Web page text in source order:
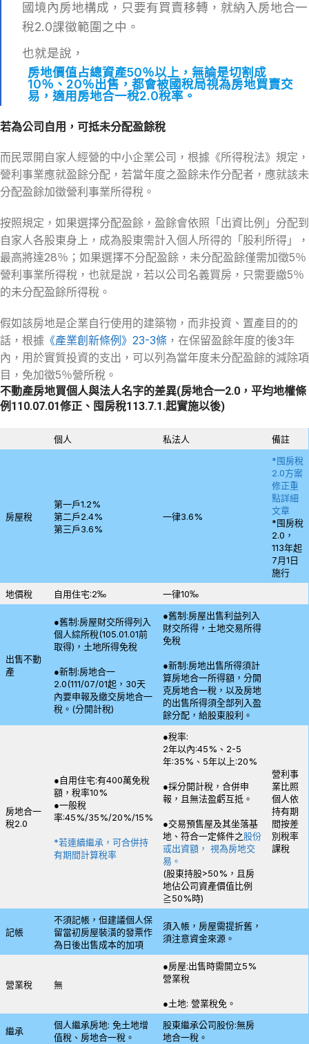
國境內房地構成，只要有買賣移轉，就納入房地合一
稅2.0課徵範圍之中。
也就是說，
房地價值占總資產50％以上，無論是切割成
10％、20％出售，都會被國稅局視為房地買賣交
易，適用房地合一稅2.0稅率。
若為公司自用，可抵未分配盈餘稅
而民眾開自家人經營的中小企業公司，根據《所得稅法》規定，
營利事業應就盈餘分配，若當年度之盈餘未作分配者，應就該未
分配盈餘加徵營利事業所得稅。
按照規定，如果選擇分配盈餘，盈餘會依照「出資比例」分配到
自家人各股東身上，成為股東需計入個人所得的「股利所得」，
最高將達28％；如果選擇不分配盈餘，未分配盈餘僅需加徵5％
營利事業所得稅，也就是說，若以公司名義買房，只需要繳5％
的未分配盈餘所得稅。
假如該房地是企業自行使用的建築物，而非投資、置產目的的
話，根據 《產業創新條例》23-3條 ，在保留盈餘年度的後3年
內，用於實質投資的支出，可以列為當年度未分配盈餘的減除項
目，免加徵5％營所稅。
不動產房地買個人與法人名字的差異(房地合一2.0，平均地權條
例110.07.01修正、囤房稅113.7.1.起實施以後)
個人 私法人 備註
房屋稅
第一戶1.2%
第二戶2.4%
第三戶3.6%
一律3.6%
*囤房稅
2.0方案
修正重
點詳細
文章
*囤房稅
2.0，
113年起
7月1日
施行
地價稅
自用住宅:2‰ 一律10‰
出售不動
產
●舊制:房屋財交所得列入
個人綜所稅(105.01.01前
取得)，土地所得免稅
●新制:房地合一
2.0(111/07/01起，30天
內要申報及繳交房地合一
稅。(分開計稅)
●舊制:房屋出售利益列入
財交所得，土地交易所得
免稅
●新制:房地出售所得須計
算房地合一所得額，分開
克房地合一稅，以及房地
的出售所得須全部列入盈
餘分配，給股東股利。
房地合一
稅2.0
●自用住宅:有400萬免稅
額，稅率10%
●一般稅
率:45%/35%/20%/15%
*若連續繼承，可合併持
有期間計算稅率
●稅率:
2年以內:45%、2-5
年:35%、5年以上:20%
●採分開計稅，合併申
報，且無法盈虧互抵。
●交易預售屋及其坐落基
地、符合一定條件之股份
或出資額， 視為房地交
易。
(股東持股>50%，且房
地佔公司資產價值比例
≧50%時)
營利事
業比照
個人依
持有期
間按差
別稅率
課稅
記帳
不須記帳，但建議個人保
留當初房屋裝潢的發票作
為日後出售成本的加項
須入帳，房屋需提折舊，
須注意資金來源。
營業稅 無
●房屋:出售時需開立5%
營業稅
●土地: 營業稅免。
繼承
個人繼承房地: 免土地增
值稅、房地合一稅。
股東繼承公司股份:無房
地合一稅。